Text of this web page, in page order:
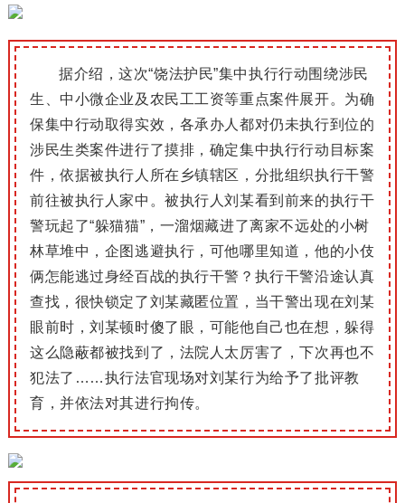
据介绍，这次“饶法护民”集中执行行动围绕涉民
生、中小微企业及农民工工 资等重点案件展开。 为确
保集中行动取得实效，各承办人都对仍未执行到位的
涉民生类案件进行了摸排，确定集中执行行动目标案
件，依据被执行人所在乡镇辖区，分批组织执行干警
前往被执行人家中。被执行人刘某看到前来的执行干
警玩起了“躲猫猫”，一溜烟藏进了离家不远处的小树
林草堆中，企图逃避执行，可他哪里知道，他的小伎
俩怎能逃过身经百战的执行干警？ 执行干警沿途认真
查找，很快锁定了刘某藏匿位置，当干警出现在刘某
眼前时，刘某顿时傻了眼，可能他自己也在想，躲得
这么隐蔽都被找到了，法院人太厉害了，下次再也不
犯法了……执行法官现场对刘某行为给予了批评教
育，并依法对其进行拘传。